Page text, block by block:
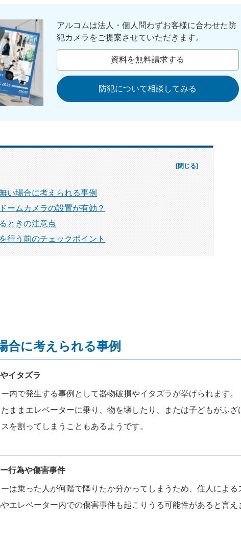
アルコムは法人・個人問わずお客様に合わせた防
犯カメラをご提案させていただきます。
資料を無料請求する
防犯について相談してみる
い場合に考えられる事例
ームカメラの設置が有効？
ときの注意点
行う前のチェックポイント
合に考えられる事例
イタズラ
内で発生する事例として器物破損やイタズラが挙げられます。
ままエレベーターに乗り、物を壊したり、または子どもがふざ
を割ってしまうこともあるようです。
行為や傷害事件
は乗った人が何階で降りたか分かってしまうため、住人による
エレベーター内での傷害事件も起こりうる可能性があると言え